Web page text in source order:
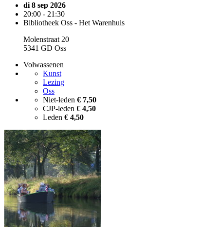
di 8 sep 2026
20:00 - 21:30
Bibliotheek Oss - Het Warenhuis
Molenstraat 20
5341 GD Oss
Volwassenen
Kunst
Lezing
Oss
Niet-leden € 7,50
CJP-leden € 4,50
Leden € 4,50